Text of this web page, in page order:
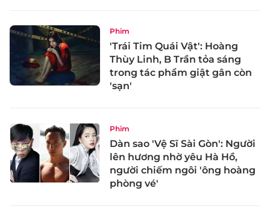
Phim
'Trái Tim Quái Vật': Hoàng
Thùy Linh, B Trần tỏa sáng
trong tác phẩm giật gân còn
'sạn'
Phim
Dàn sao 'Vệ Sĩ Sài Gòn': Người
lên hương nhờ yêu Hà Hồ,
người chiếm ngôi 'ông hoàng
phòng vé'